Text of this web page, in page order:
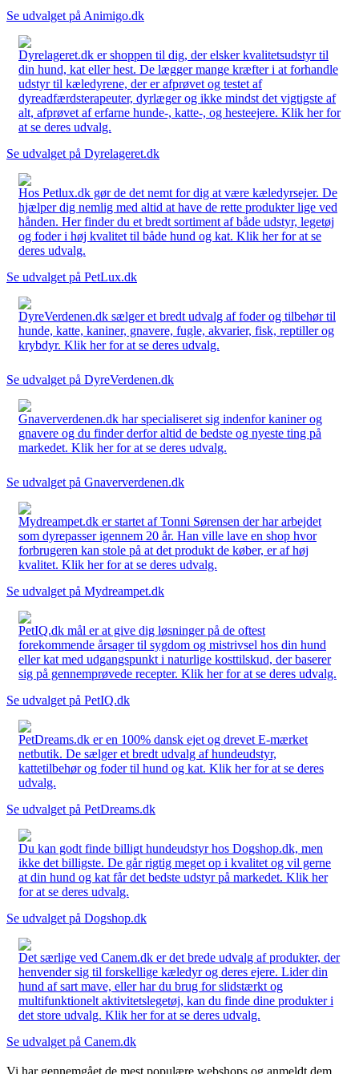
Se udvalget på Animigo.dk
Dyrelageret.dk er shoppen til dig, der elsker kvalitetsudstyr til
din hund, kat eller hest. De lægger mange kræfter i at forhandle
udstyr til kæledyrene, der er afprøvet og testet af
dyreadfærdsterapeuter, dyrlæger og ikke mindst det vigtigste af
alt, afprøvet af erfarne hunde-, katte-, og hesteejere. Klik her for
at se deres udvalg.
Se udvalget på Dyrelageret.dk
Hos Petlux.dk gør de det nemt for dig at være kæledyrsejer. De
hjælper dig nemlig med altid at have de rette produkter lige ved
hånden. Her finder du et bredt sortiment af både udstyr, legetøj
og foder i høj kvalitet til både hund og kat. Klik her for at se
deres udvalg.
Se udvalget på PetLux.dk
DyreVerdenen.dk sælger et bredt udvalg af foder og tilbehør til
hunde, katte, kaniner, gnavere, fugle, akvarier, fisk, reptiller og
krybdyr. Klik her for at se deres udvalg.
Se udvalget på DyreVerdenen.dk
Gnaververdenen.dk har specialiseret sig indenfor kaniner og
gnavere og du finder derfor altid de bedste og nyeste ting på
markedet. Klik her for at se deres udvalg.
Se udvalget på Gnaververdenen.dk
Mydreampet.dk er startet af Tonni Sørensen der har arbejdet
som dyrepasser igennem 20 år. Han ville lave en shop hvor
forbrugeren kan stole på at det produkt de køber, er af høj
kvalitet. Klik her for at se deres udvalg.
Se udvalget på Mydreampet.dk
PetIQ.dk mål er at give dig løsninger på de oftest
forekommende årsager til sygdom og mistrivsel hos din hund
eller kat med udgangspunkt i naturlige kosttilskud, der baserer
sig på gennemprøvede recepter. Klik her for at se deres udvalg.
Se udvalget på PetIQ.dk
PetDreams.dk er en 100% dansk ejet og drevet E-mærket
netbutik. De sælger et bredt udvalg af hundeudstyr,
kattetilbehør og foder til hund og kat. Klik her for at se deres
udvalg.
Se udvalget på PetDreams.dk
Du kan godt finde billigt hundeudstyr hos Dogshop.dk, men
ikke det billigste. De går rigtig meget op i kvalitet og vil gerne
at din hund og kat får det bedste udstyr på markedet. Klik her
for at se deres udvalg.
Se udvalget på Dogshop.dk
Det særlige ved Canem.dk er det brede udvalg af produkter, der
henvender sig til forskellige kæledyr og deres ejere. Lider din
hund af sart mave, eller har du brug for slidstærkt og
multifunktionelt aktivitetslegetøj, kan du finde dine produkter i
det store udvalg. Klik her for at se deres udvalg.
Se udvalget på Canem.dk
Vi har gennemgået de mest populære webshops og anmeldt dem